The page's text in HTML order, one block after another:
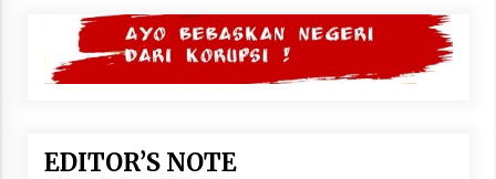
EDITOR’S NOTE